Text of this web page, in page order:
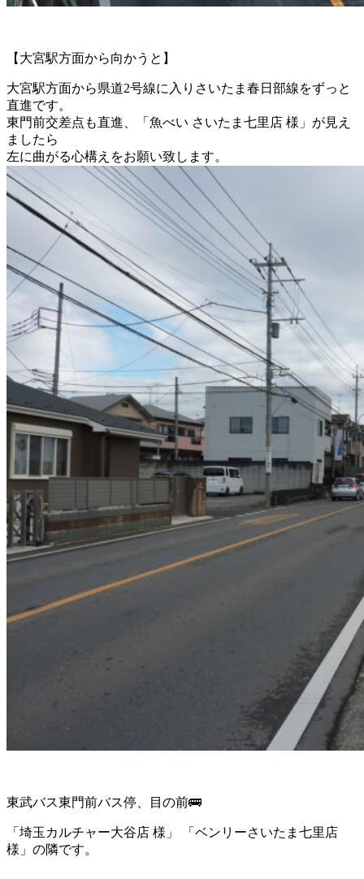
【大宮駅方面から向かうと】
大宮駅方面から県道2号線に入りさいたま春日部線をずっと
直進です。
東門前交差点も直進、「魚べい さいたま七里店 様」が見え
ましたら
左に曲がる心構えをお願い致します。
東武バス東門前バス停、目の前🚌
「埼玉カルチャー大谷店 様」 「ベンリーさいたま七里店
様」の隣です。